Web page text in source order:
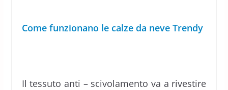
Come funzionano le calze da neve Trendy
Il tessuto anti – scivolamento va a rivestire